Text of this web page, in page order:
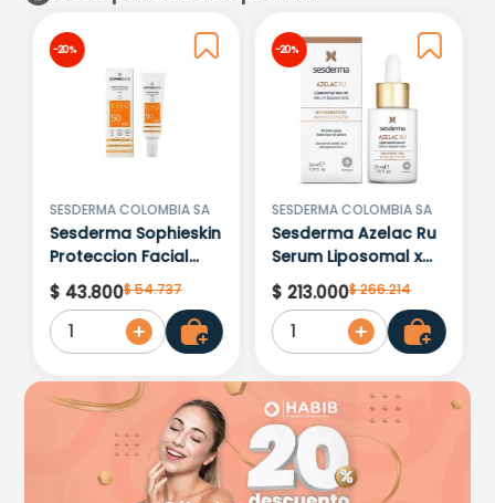
Por favor, inicia sesión para
escribir un comentario.
Más reciente
No hay comentarios.
-20 %
SESDERMA COLOMBIA SA
Sesderma Sophieskin
Proteccion Facial
Kids Hypoallergenic
Spf 500 Moisturising
$ 43.800$54.737
1
-20 %
SESDERMA COLOMBIA SA
Sesderma Azelac Ru
Serum Liposomal x
30ml
$ 213.000$266.214
1